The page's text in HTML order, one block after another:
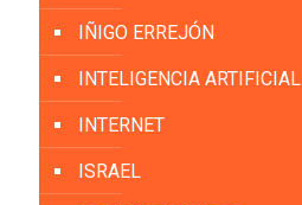
IÑIGO ERREJÓN
INTELIGENCIA ARTIFICIAL
INTERNET
ISRAEL